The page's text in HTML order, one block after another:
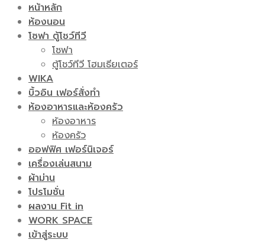
หน้าหลัก
ห้องนอน
โซฟา ตู้โชว์ทีวี
โซฟา
ตู้โชว์ทีวี โฮมเธียเตอร์
WIKA
บิ้วอิน เฟอร์สั่งทำ
ห้องอาหารและห้องครัว
ห้องอาหาร
ห้องครัว
ออฟฟิศ เฟอร์นิเจอร์
เครื่องเล่นสนาม
ผ้าม่าน
โปรโมชั่น
ผลงาน Fit in
WORK SPACE
เข้าสู่ระบบ